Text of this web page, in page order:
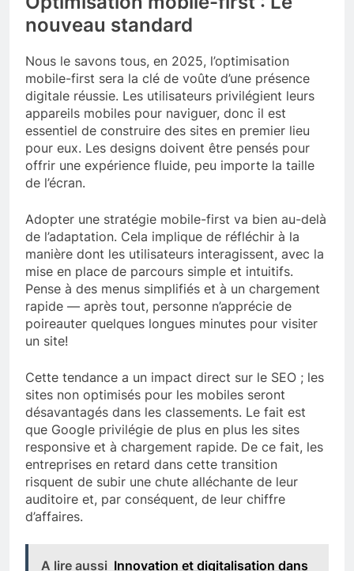
nouveau standard
Nous le savons tous, en 2025, l’optimisation
mobile-first sera la clé de voûte d’une présence
digitale réussie. Les utilisateurs privilégient leurs
appareils mobiles pour naviguer, donc il est
essentiel de construire des sites en premier lieu
pour eux. Les designs doivent être pensés pour
offrir une expérience fluide, peu importe la taille
de l’écran.
Adopter une stratégie mobile-first va bien au-delà
de l’adaptation. Cela implique de réfléchir à la
manière dont les utilisateurs interagissent, avec la
mise en place de parcours simple et intuitifs.
Pense à des menus simplifiés et à un chargement
rapide — après tout, personne n’apprécie de
poireauter quelques longues minutes pour visiter
un site!
Cette tendance a un impact direct sur le SEO ; les
sites non optimisés pour les mobiles seront
désavantagés dans les classements. Le fait est
que Google privilégie de plus en plus les sites
responsive et à chargement rapide. De ce fait, les
entreprises en retard dans cette transition
risquent de subir une chute alléchante de leur
auditoire et, par conséquent, de leur chiffre
d’affaires.
A lire aussi Innovation et digitalisation dans